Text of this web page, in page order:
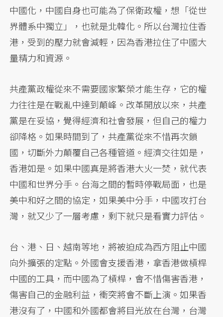
中國化，中國自身也可能為了保衛政權，想「從世
界體系中獨立」，也就是北韓化。所以台灣拉住香
港，受到的壓力就會減輕，因為香港拉住了中國大
量精力和資源。
共產黨政權從來不需要國家繁榮才能生存，它的權
力往往是在戰亂中達到顛峰。改革開放以來，共產
黨是在妥協，覺得經濟和社會發展，但自己的權力
卻降格。如果時間到了，共產黨從來不惜再次鎖
國，切斷外力顛覆自己各種管道。經濟交往如是，
香港如是。如果中國真是將香港大火一焚，就代表
中國和世界分手。台海之間的暫時停戰局面，也是
美中和好之間的協定，如果美中分手，中國攻打台
灣，就又少了一層考慮，剩下就只是看實力評估。
台、港、日、越南等地，將被迫成為西方阻止中國
向外擴張的定點。外國會支援香港，拿香港做槓桿
中國的工具，而中國為了槓桿，會不惜傷害香港，
傷害自己的金融利益，衝突將會不斷上演。如果香
港沒有了，中國和外國都會將目光放在台灣，台灣